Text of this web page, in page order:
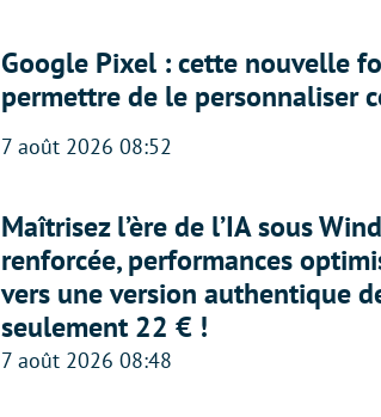
Google Pixel : cette nouvelle
permettre de le personnaliser
7 août 2026 08:52
Maîtrisez l’ère de l’IA sous
renforcée, performances
vers une version authentique
seulement 22 € !
7 août 2026 08:48